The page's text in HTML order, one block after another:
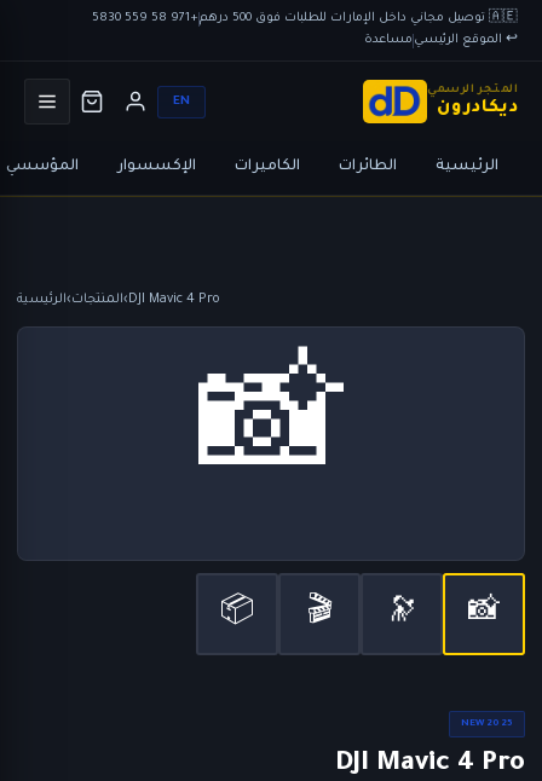
🇦🇪 توصيل مجاني داخل الإمارات للطلبات فوق 500 درهم
+971 58 559 5830
↩ الموقع الرئيسي مساعدة
المتجر الرسمي
ديكادرون EN
الرئيسية الطائرات الكاميرات الإكسسوار المؤسسي
الرئيسية›المنتجات›DJI Mavic 4 Pro
📸
📸
🔭
🎬
📦
NEW 2025
DJI Mavic 4 Pro